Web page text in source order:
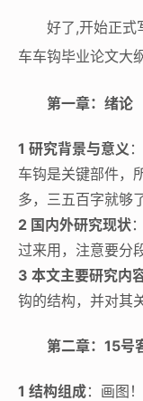
好了,开始正式
车车钩毕业论文大
第一章：绪论
1 研究背景与意义
车钩是关键部件，
多，三五百字就够了
2 国内外研究现状
过来用，注意要分
3 本文主要研究内
钩的结构，并对其
第二章：15号
1 结构组成：画图